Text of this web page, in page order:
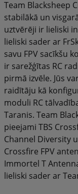
Team Blacksheep
stabilākā un
uztvērēji ir lieliski
lieliski sader ar
savu FPV sacīkšu
ir sarežģītas RC
pirmā izvēle. Jūs
raidītāju kā
moduli RC
Taranis. Team
pieejami TBS
Channel Diversity
Crossfire FPV
Immortel T
lieliski sader ar